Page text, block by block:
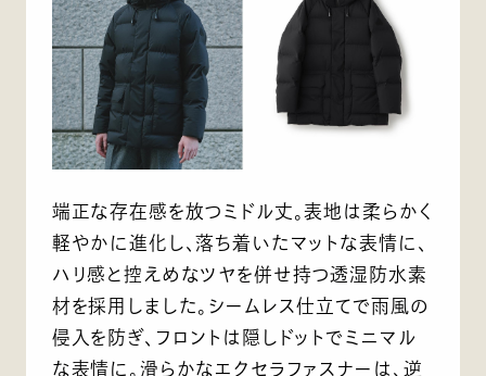
端正な存在感を放つミドル丈。表地は柔らかく
軽やかに進化し、落ち着いたマットな表情に、
ハリ感と控えめなツヤを併せ持つ透湿防水素
材を採用しました。シームレス仕立てで雨風の
侵入を防ぎ、フロントは隠しドットでミニマル
な表情に。滑らかなエクセラファスナーは、逆